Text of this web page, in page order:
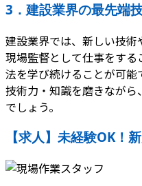
3．建設業界の最先端
建設業界では、新しい技術
現場監督として仕事をす
法を学び続けることが可能
技術力・知識を磨きなが
でしょう。
【求人】未経験OK！